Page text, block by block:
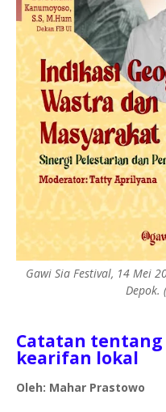
Gawi Sia Festival, 14 Mei
Depok.
Catatan
kearifan lokal
Oleh: Mahar Prastowo